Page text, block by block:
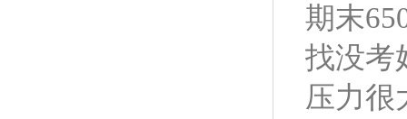
期末
找没考
压力很